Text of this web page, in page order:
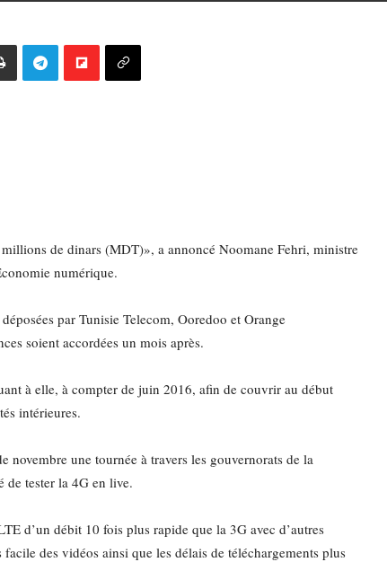
de dinars (MDT)», a annoncé Noomane Fehri, ministre
numérique.
par Tunisie Telecom, Ooredoo et Orange
soient accordées un mois après.
à elle, à compter de juin 2016, afin de couvrir au début
intérieures.
novembre une tournée à travers les gouvernorats de la
de tester la 4G en live.
d’un débit 10 fois plus rapide que la 3G avec d’autres
des vidéos ainsi que les délais de téléchargements plus